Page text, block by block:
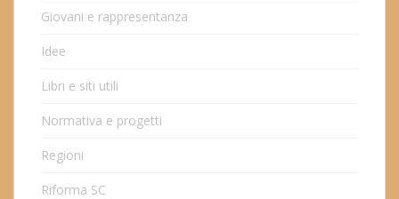
Giovani e rappresentanza
Idee
Libri e siti utili
Normativa e progetti
Regioni
Riforma SC